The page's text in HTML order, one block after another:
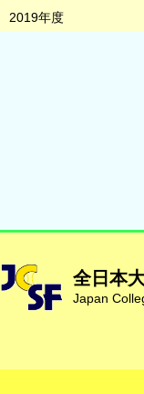
2019年度
全日本
Japan